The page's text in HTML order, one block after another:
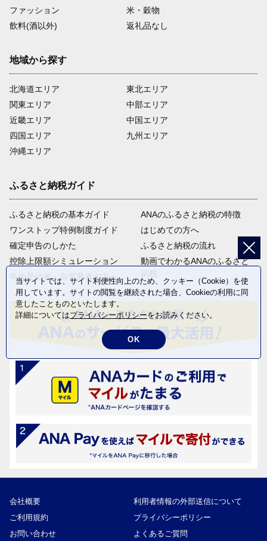
ファッション
米・穀物
飲料(酒以外)
返礼品なし
地域から探す
北海道エリア
関東エリア
近畿エリア
四国エリア
沖縄エリア
東北エリア
中部エリア
中国エリア
九州エリア
ふるさと納税ガイド
ふるさと納税の基本ガイド
ワンストップ特例制度ガイド
確定申告のしかた
控除上限額シミュレーション
年金受給者・自営業者の方へ
ANAのふるさと納税の特徴
はじめての方へ
ふるさと納税の流れ
動画でわかるANAのふるさと
会社概要
利用者情報の外部送信について
ご利用規約
プライバシーポリシー
お問い合わせ
よくあるご質問
当サイトでは、サイト利便性向上のため、クッキー（Cookie）を使
用しています。サイトの閲覧を継続された場合、Cookieの利用に同
意したことものといたします。
詳細についてはプライバシーポリシーをお読みください。
OK